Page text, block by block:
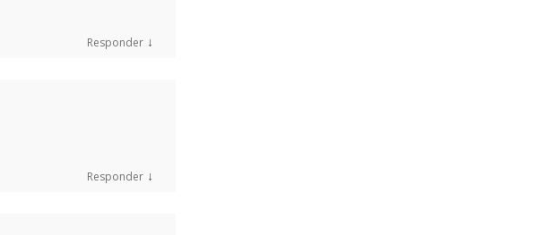
Responder ↓
Responder ↓